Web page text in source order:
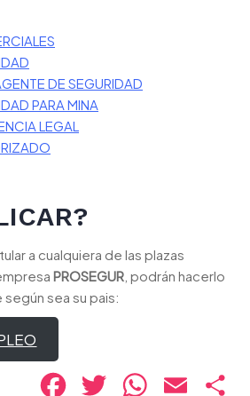
DE SEGURIDAD
PARA MINA
LEGAL
a cualquiera de las plazas
PROSEGUR , podrán hacerlo
sea su pais:
Facebook
Twitter WhatsApp
Email